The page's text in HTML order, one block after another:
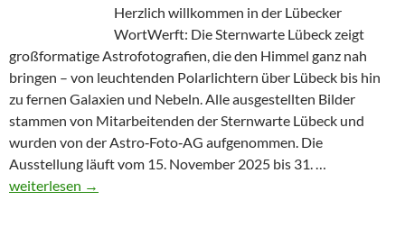
Herzlich willkommen in der Lübecker
WortWerft: Die Sternwarte Lübeck zeigt
großformatige Astrofotografien, die den Himmel ganz nah
bringen – von leuchtenden Polarlichtern über Lübeck bis hin
zu fernen Galaxien und Nebeln. Alle ausgestellten Bilder
stammen von Mitarbeitenden der Sternwarte Lübeck und
wurden von der Astro‑Foto‑AG aufgenommen. Die
Ausstellung läuft vom 15. November 2025 bis 31. …
Zwischen Wort und Weltall – Abheben erwünscht!
weiterlesen →